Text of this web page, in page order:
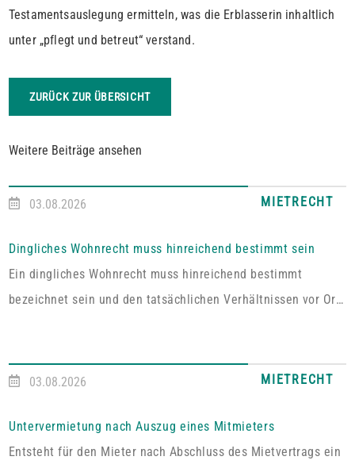
Testamentsauslegung ermitteln, was die Erblasserin inhaltlich
unter „pflegt und betreut“ verstand.
ZURÜCK ZUR ÜBERSICHT
Weitere Beiträge ansehen
03.08.2026 MIETRECHT
Dingliches Wohnrecht muss hinreichend bestimmt sein
Ein dingliches Wohnrecht muss hinreichend bestimmt
bezeichnet sein und den tatsächlichen Verhältnissen vor Ort
Oberlandesgericht Zweibrücken entschiedenen Fall umfasste
alleinige ausschließliche Benutzung der abgeschlossenen
Wohnung im Dachgeschoss“. Tatsächlich handelt es sich bei
03.08.2026 MIETRECHT
Untervermietung nach Auszug eines Mitmieters
Entsteht für den Mieter nach Abschluss des Mietvertrags ein